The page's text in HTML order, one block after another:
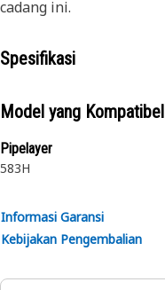
cadang ini.
Spesifikasi
Model yang Kompatibel
Pipelayer
583H
Informasi Garansi
Kebijakan Pengembalian